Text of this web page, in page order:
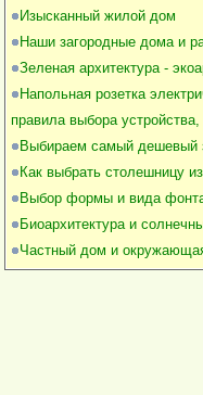
Изысканный жилой дом
Наши загородные дома и
Зеленая архитектура -
Напольная розетка
правила выбора
Выбираем самый дешевый
Как выбрать столешницу
Выбор формы и вида
Биоархитектура и
Частный дом и